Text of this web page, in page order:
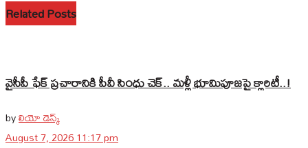
Related Posts
వైసీపీ ఫేక్ ప్రచారానికి పీవీ సింధు చెక్.. మళ్లీ భూమిపూజపై క్లారిటీ..!
byలియో డెస్క్
August 7, 2026 11:17 pm